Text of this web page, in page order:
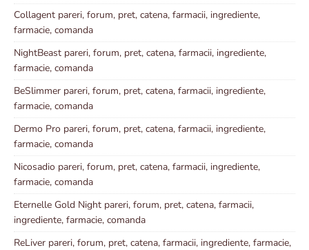
Collagent pareri, forum, pret, catena, farmacii, ingrediente,
farmacie, comanda
NightBeast pareri, forum, pret, catena, farmacii, ingrediente,
farmacie, comanda
BeSlimmer pareri, forum, pret, catena, farmacii, ingrediente,
farmacie, comanda
Dermo Pro pareri, forum, pret, catena, farmacii, ingrediente,
farmacie, comanda
Nicosadio pareri, forum, pret, catena, farmacii, ingrediente,
farmacie, comanda
Eternelle Gold Night pareri, forum, pret, catena, farmacii,
ingrediente, farmacie, comanda
ReLiver pareri, forum, pret, catena, farmacii, ingrediente, farmacie,